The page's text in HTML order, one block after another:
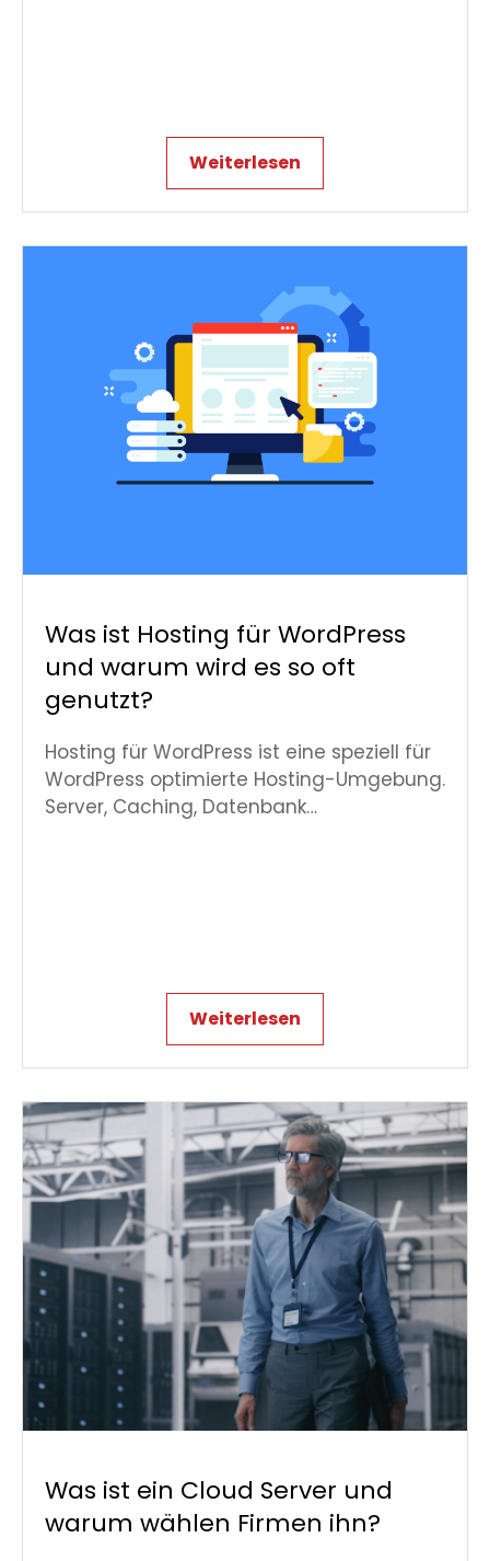
Weiterlesen
Was ist Hosting für WordPress
und warum wird es so oft
genutzt?
Hosting für WordPress ist eine speziell für
WordPress optimierte Hosting-Umgebung.
Server, Caching, Datenbank…
Weiterlesen
Was ist ein Cloud Server und
warum wählen Firmen ihn?